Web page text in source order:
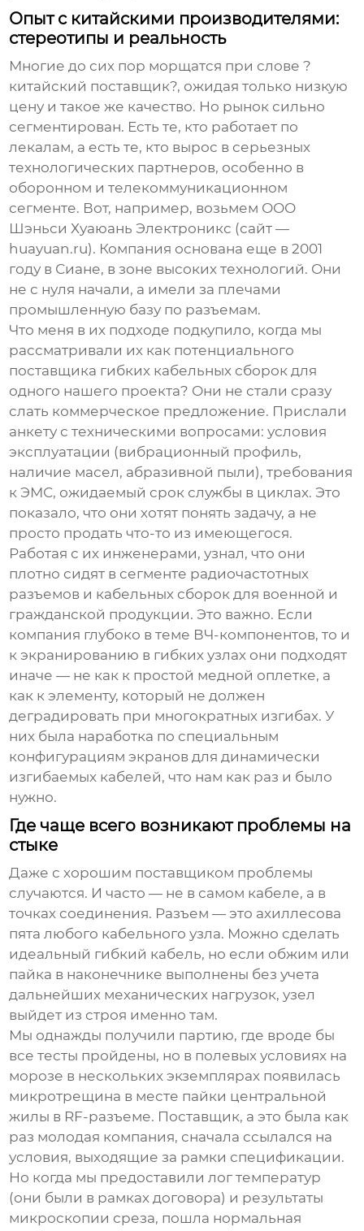
Опыт с китайскими производителями:
стереотипы и реальность
Многие до сих пор морщатся при слове ?
китайский поставщик?, ожидая только низкую
цену и такое же качество. Но рынок сильно
сегментирован. Есть те, кто работает по
лекалам, а есть те, кто вырос в серьезных
технологических партнеров, особенно в
оборонном и телекоммуникационном
сегменте. Вот, например, возьмем ООО
Шэньси Хуаюань Электроникс (сайт —
huayuan.ru). Компания основана еще в 2001
году в Сиане, в зоне высоких технологий. Они
не с нуля начали, а имели за плечами
промышленную базу по разъемам.
Что меня в их подходе подкупило, когда мы
рассматривали их как потенциального
поставщика гибких кабельных сборок для
одного нашего проекта? Они не стали сразу
слать коммерческое предложение. Прислали
анкету с техническими вопросами: условия
эксплуатации (вибрационный профиль,
наличие масел, абразивной пыли), требования
к ЭМС, ожидаемый срок службы в циклах. Это
показало, что они хотят понять задачу, а не
просто продать что-то из имеющегося.
Работая с их инженерами, узнал, что они
плотно сидят в сегменте радиочастотных
разъемов и кабельных сборок для военной и
гражданской продукции. Это важно. Если
компания глубоко в теме ВЧ-компонентов, то и
к экранированию в гибких узлах они подходят
иначе — не как к простой медной оплетке, а
как к элементу, который не должен
деградировать при многократных изгибах. У
них была наработка по специальным
конфигурациям экранов для динамически
изгибаемых кабелей, что нам как раз и было
нужно.
Где чаще всего возникают проблемы на
стыке
Даже с хорошим поставщиком проблемы
случаются. И часто — не в самом кабеле, а в
точках соединения. Разъем — это ахиллесова
пята любого кабельного узла. Можно сделать
идеальный гибкий кабель, но если обжим или
пайка в наконечнике выполнены без учета
дальнейших механических нагрузок, узел
выйдет из строя именно там.
Мы однажды получили партию, где вроде бы
все тесты пройдены, но в полевых условиях на
морозе в нескольких экземплярах появилась
микротрещина в месте пайки центральной
жилы в RF-разъеме. Поставщик, а это была как
раз молодая компания, сначала ссылался на
условия, выходящие за рамки спецификации.
Но когда мы предоставили лог температур
(они были в рамках договора) и результаты
микроскопии среза, пошла нормальная